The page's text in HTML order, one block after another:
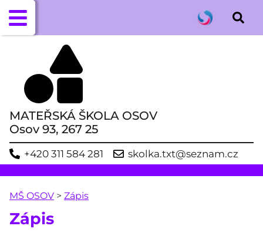
MATEŘSKÁ ŠKOLA OSOV
Osov 93, 267 25
+420 311 584 281 skolka.txt@seznam.cz
MŠ OSOV > Zápis
Zápis